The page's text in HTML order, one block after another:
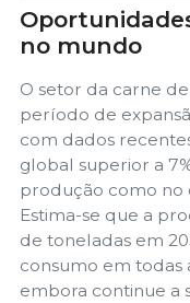
no mundo
O setor da carne
período de
com dados
global superior a
produção como no
Estima-se que a
de toneladas em
consumo em todas
embora continue a